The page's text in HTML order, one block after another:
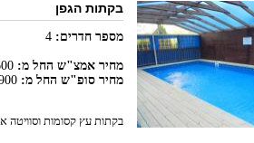
בקתות הגפן
מספר חדרים: 4
מחיר אמצ"ש החל מ:
מחיר סופ"ש החל מ:
בקתות עץ קסומות וסוויטה